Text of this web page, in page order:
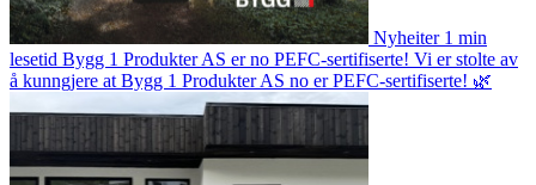
Nyheiter 1 min
lesetid Bygg 1 Produkter AS er no PEFC-sertifiserte! Vi er stolte av
å kunngjere at Bygg 1 Produkter AS no er PEFC-sertifiserte! 🌿